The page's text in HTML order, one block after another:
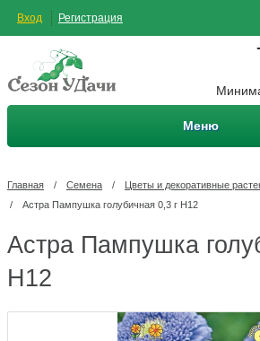
Вход Регистрация
Меню
Главная / Семена / Цветы и декоративные
/
Астра Пампушка голубичная 0,3 г Н12
Астра Пампушка
Н12